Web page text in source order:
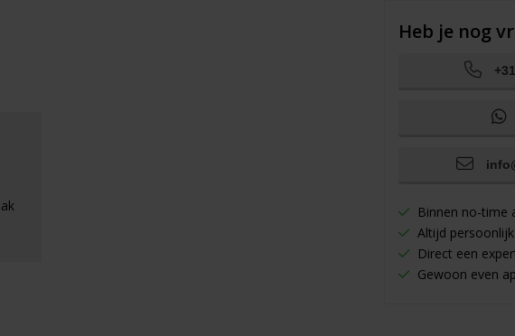
Heb je nog
Binnen no-time
Altijd
Direct een
Gewoon even